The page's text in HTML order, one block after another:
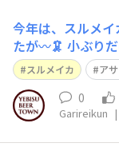
今年は、スルメ
たが〰️🦑 小ぶり
本日イカづくし
め(砂糖、醤油少
シングでわりと旨
た😁 ハラワタは
スルメイカ ア
0
Garireikun |